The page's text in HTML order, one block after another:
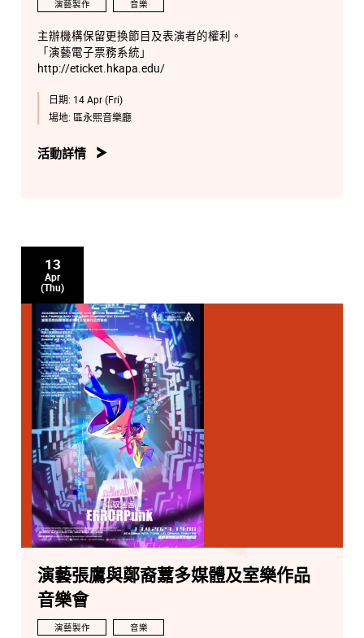
演藝製作 音樂
主辦機構保留更換節目及表演者的權利。
「演藝電子票務系統」
http://eticket.hkapa.edu/
日期: 14 Apr (Fri)
場地: 區永熙音樂廳
活動詳情
13
Apr
(Thu)
演藝張鷹與鄭裔䕒多媒體及室樂作品
音樂會
演藝製作 音樂